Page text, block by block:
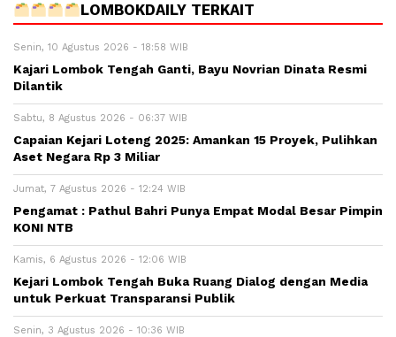
LOMBOKDAILY TERKAIT
Senin, 10 Agustus 2026 - 18:58 WIB
Kajari Lombok Tengah Ganti, Bayu Novrian Dinata Resmi
Dilantik
Sabtu, 8 Agustus 2026 - 06:37 WIB
Capaian Kejari Loteng 2025: Amankan 15 Proyek, Pulihkan
Aset Negara Rp 3 Miliar
Jumat, 7 Agustus 2026 - 12:24 WIB
Pengamat : Pathul Bahri Punya Empat Modal Besar Pimpin
KONI NTB
Kamis, 6 Agustus 2026 - 12:06 WIB
Kejari Lombok Tengah Buka Ruang Dialog dengan Media
untuk Perkuat Transparansi Publik
Senin, 3 Agustus 2026 - 10:36 WIB